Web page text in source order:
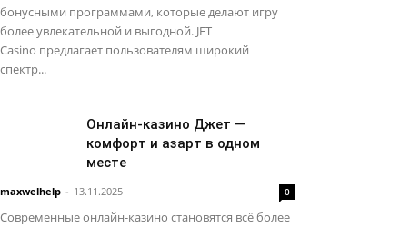
бонусными программами, которые делают игру
более увлекательной и выгодной. JET
Casino предлагает пользователям широкий
спектр...
Онлайн-казино Джет —
комфорт и азарт в одном
месте
maxwelhelp - 13.11.2025 0
Современные онлайн-казино становятся всё более